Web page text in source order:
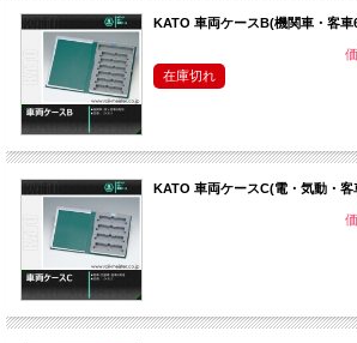
KATO 車両ケースB(機関車・客車
在庫切れ
KATO 車両ケースC(電・気動・